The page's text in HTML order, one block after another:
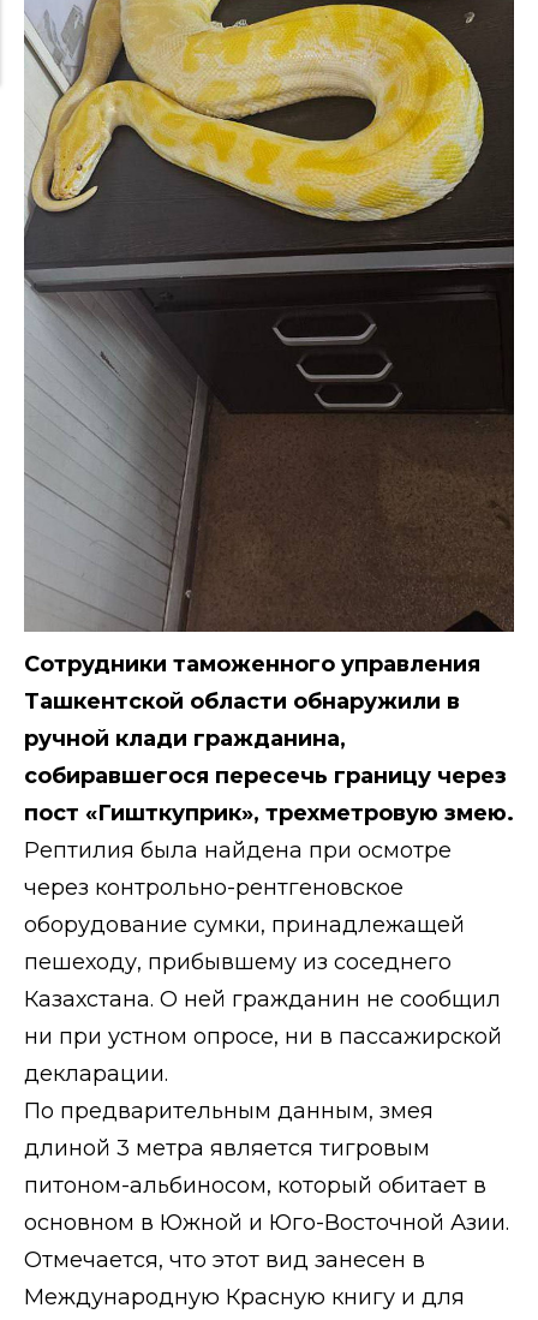
Cотрудники таможенного управления
Ташкентской области обнаружили в
ручной клади гражданина,
собиравшегося пересечь границу через
пост «Гишткуприк», трехметровую змею.
Рептилия была найдена при осмотре
через контрольно-рентгеновское
оборудование сумки, принадлежащей
пешеходу, прибывшему из соседнего
Казахстана. О ней гражданин не сообщил
ни при устном опросе, ни в пассажирской
декларации.
По предварительным данным, змея
длиной 3 метра является тигровым
питоном-альбиносом, который обитает в
основном в Южной и Юго-Восточной Азии.
Отмечается, что этот вид занесен в
Международную Красную книгу и для